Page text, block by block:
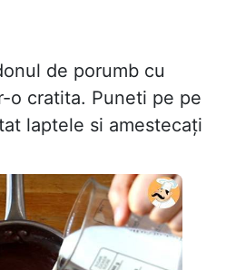
de porumb cu
o cratita. Puneti pe pe
laptele si amestecați